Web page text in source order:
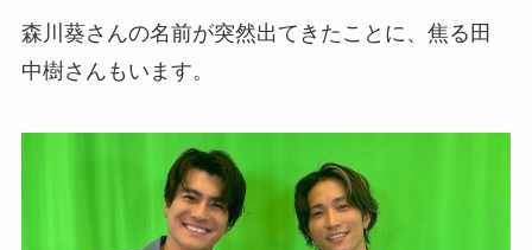
森川葵さんの名前が突然出てきたことに、焦る田
中樹さんもいます。